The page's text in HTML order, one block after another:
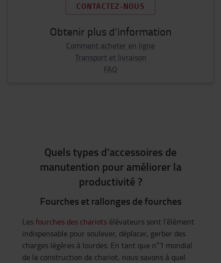
CONTACTEZ-NOUS
Obtenir plus d'information
Comment acheter en ligne
Transport et livraison
FAQ
Quels types d’accessoires de
manutention pour améliorer la
productivité ?
Fourches et rallonges de fourches
Lesfourches des chariots élévateurs sont l’élément
indispensable pour soulever, déplacer, gerber des
charges légères à lourdes. En tant que n°1 mondial
de la construction de chariot, nous savons à quel